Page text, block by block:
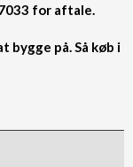
for aftale.
bygge på. Så køb i